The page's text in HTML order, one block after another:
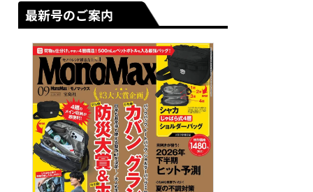
最新号のご案内